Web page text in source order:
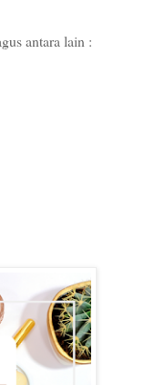
antara lain :